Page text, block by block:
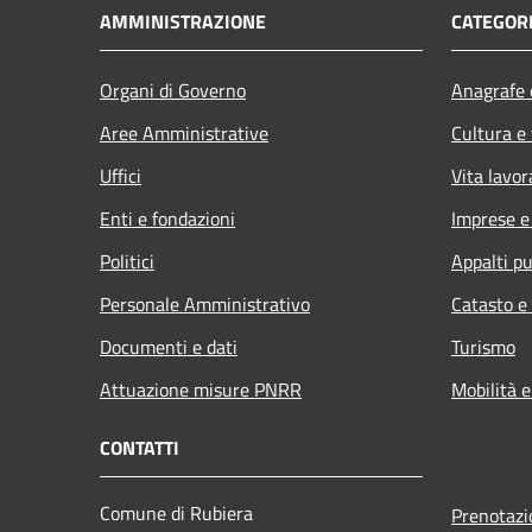
AMMINISTRAZIONE
Organi di Governo
Aree Amministrative
Uffici
Enti e fondazioni
Politici
Personale Amministrativo
Documenti e dati
Attuazione misure PNRR
Cultura
Vita
Imprese
Appalti
Catasto
Turismo
Mobilità
CONTATTI
Comune di Rubiera